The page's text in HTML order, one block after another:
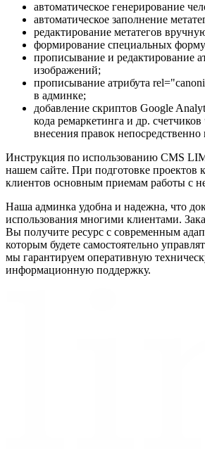
автоматическое генерирование
автоматическое заполнение
редактирование метатегов
формирование специальных
прописывание и редактирование
изображений;
прописывание атрибута
в админке;
добавление скриптов Google
кода ремаркетинга и др.
внесения правок непосредственно
Инструкция по использованию CMS
нашем сайте. При подготовке проектов
клиентов основным приемам работы с
Наша админка удобна и надежна, что
использования многими клиентами.
Вы получите ресурс с современным
которым будете самостоятельно
мы гарантируем оперативную
информационную поддержку.